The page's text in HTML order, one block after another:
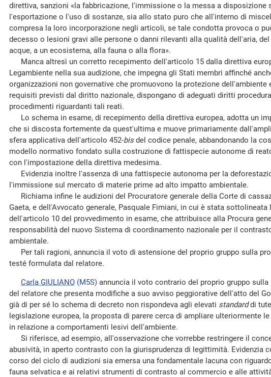
direttiva, sanzioni «la fabbricazione, l'immissione o la messa a disposizione
l'esportazione o l'uso di sostanze, sia allo stato puro che all'interno di
compresa la loro incorporazione negli articoli, se tale condotta provoca o
decesso o lesioni gravi alle persone o danni rilevanti alla qualità dell'aria,
acque, a un ecosistema, alla fauna o alla flora».
Manca altresì un corretto recepimento dell'articolo 15 dalla direttiva
Legambiente nella sua audizione, che impegna gli Stati membri affinché
organizzazioni non governative che promuovono la protezione dell'ambiente
requisiti previsti dal diritto nazionale, dispongano di adeguati diritti
procedimenti riguardanti tali reati.
Lo schema in esame, di recepimento della direttiva europea, adotta un
che si discosta fortemente da quest'ultima e muove primariamente
sfera applicativa dell'articolo 452-bisdel codice penale, abbandonando la
modello normativo fondato sulla costruzione di fattispecie autonome di
con l'impostazione della direttiva medesima.
Evidenzia inoltre l'assenza di una fattispecie autonoma per la
l'immissione sul mercato di materie prime ad alto impatto ambientale.
Richiama infine le audizioni del Procuratore generale della Corte di
Gaeta, e dell'Avvocato generale, Pasquale Fimiani, in cui è stata sottolineata
dell'articolo 10 del provvedimento in esame, che attribuisce alla Procura
responsabilità del nuovo Sistema di coordinamento nazionale per il
ambientale.
Per tali ragioni, annuncia il voto di astensione del proprio gruppo sulla
testé formulata dal relatore.
Carla GIULIANO (M5S) annuncia il voto contrario del proprio gruppo sulla
del relatore che presenta modifiche a suo avviso peggiorative dell'atto del
già di per sé lo schema di decreto non rispondeva agli elevati standarddi
legislazione europea, la proposta di parere cerca di ampliare ulteriormente
in relazione a comportamenti lesivi dell'ambiente.
Si riferisce, ad esempio, all'osservazione che vorrebbe restringere il
abusività, in aperto contrasto con la giurisprudenza di legittimità. Evidenzia
corso del ciclo di audizioni sia emersa una fondamentale lacuna con
fauna selvatica e ai relativi strumenti di contrasto al commercio e alle